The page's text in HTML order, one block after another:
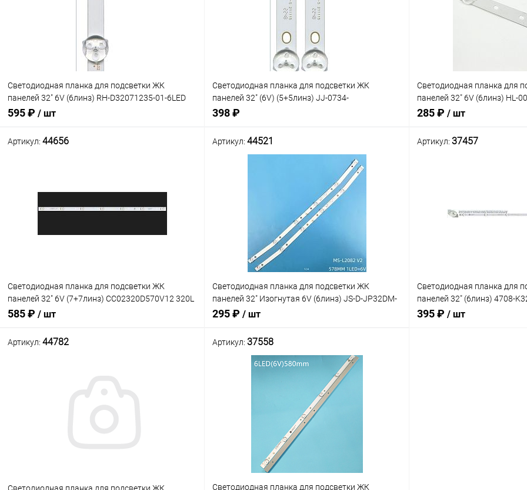
Светодиодная планка для подсветки ЖК
панелей 32" 6V (6линз) RH-D32071235-01-6LED
(планка 590х12мм)
595 ₽ / шт
Сравнение
Светодиодная планка для подсветки ЖК
панелей 32" (6V) (5+5линз) JJ-0734-
D32030501AM-S (2 планки по 563 мм 5 линз)
398 ₽
В наличии: 4шт.
Светодиодная планка для
панелей 32" 6V (6линз) HL-
2*6 E466015 (575 мм, 6 линз)
285 ₽ / шт
Артикул: 44656
Светодиодная планка для подсветки ЖК
панелей 32" 6V (7+7линз) CC02320D570V12 320L
32E9 7S1P 2x7 (комплект из 2шт)
585 ₽ / шт
Артикул: 44521
Светодиодная планка для подсветки ЖК
панелей 32" Изогнутая 6V (6линз) JS-D-JP32DM-
061EC, E32DM1000 (Замена MS-L2082, MS-L3655
295 ₽ / шт
В корзину
В наличии: 10шт.
Артикул: 37457
Светодиодная планка для
панелей 32" (6линз) 4708-
(584 мм, 6 линз) K320WDC1
395 ₽ / шт
Артикул: 44782 Артикул: 37558
Светодиодная планка для подсветки ЖК